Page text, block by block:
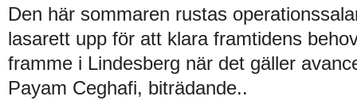
Den här sommaren rustas
lasarett upp för att klara framtidens
framme i Lindesberg när det gäller
Payam Ceghafi, biträdande..